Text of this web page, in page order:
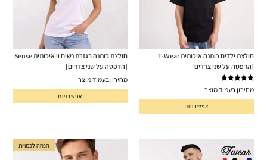
חולצת ילדים כותנה איכותית T-Wear
[הדפסה על שני צדדים]
דורג5.00
מחירון בעמוד מוצר
אפשרויות
חולצת כותנה בגזרת נשים וי איכותית Sense
[הדפסה על שני צדדים]
מחירון בעמוד מוצר
אפשרויות
הנחה לכמויות